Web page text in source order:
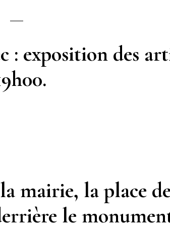
: exposition des
.
mairie, la place
le